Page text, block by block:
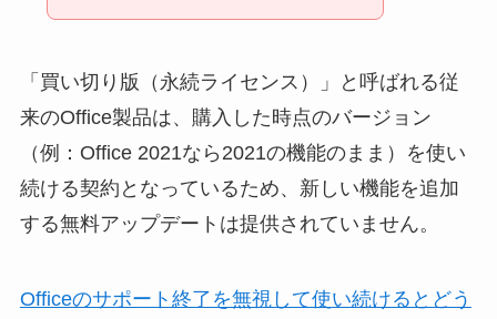
「買い切り版（永続ライセンス）」と呼ばれる従
来のOffice製品は、購入した時点のバージョン
（例：Office 2021なら2021の機能のまま）を使い
続ける契約となっているため、新しい機能を追加
する無料アップデートは提供されていません。
Officeのサポート終了を無視して使い続けるとどう